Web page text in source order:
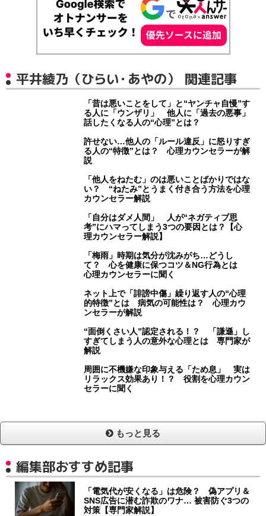
平井綾乃（ひらい・あやの） 関連記事
「昔は悪いことをして」と“ヤンチャ自慢”す
る人に「ウンザリ」 他人に「過去の悪事」
話したくなる人の“心理”とは？
許せない…他人の「ルール違反」に怒りすぎ
る人の“特徴”とは？ 心理カウンセラーが解
説
「他人をねたむ」のは悪いことばかりではな
い？ “ねたみ”とうまく付き合う方法を心理
カウンセラー解説
「自分はダメ人間」 人が“ネガティブ思
考”にハマってしまう3つの要因とは？【心
理カウンセラー解説】
「梅雨」時期は気分が沈みがち…どうし
て？ 心を健康に保つコツ＆NG行為とは
心理カウンセラーに聞く
ネット上で「誹謗中傷」繰り返す人の“心理
的特徴”とは 病気の可能性は？ 心理カウ
ンセラーが解説
“面倒くさい人”認定される！？ 「謙遜」し
すぎてしまう人の意外な心理とは 専門家が
解説
周囲に不機嫌な印象与える「ため息」 実は
リラックス効果あり！？ 役割を心理カウン
セラーに聞く
もっと見る
編集部おすすめ記事
「電気代が安くなる」は危険？ 偽アプリ＆
SNS広告に潜む詐欺のワナ… 被害防ぐ3つの
対策【専門家解説】